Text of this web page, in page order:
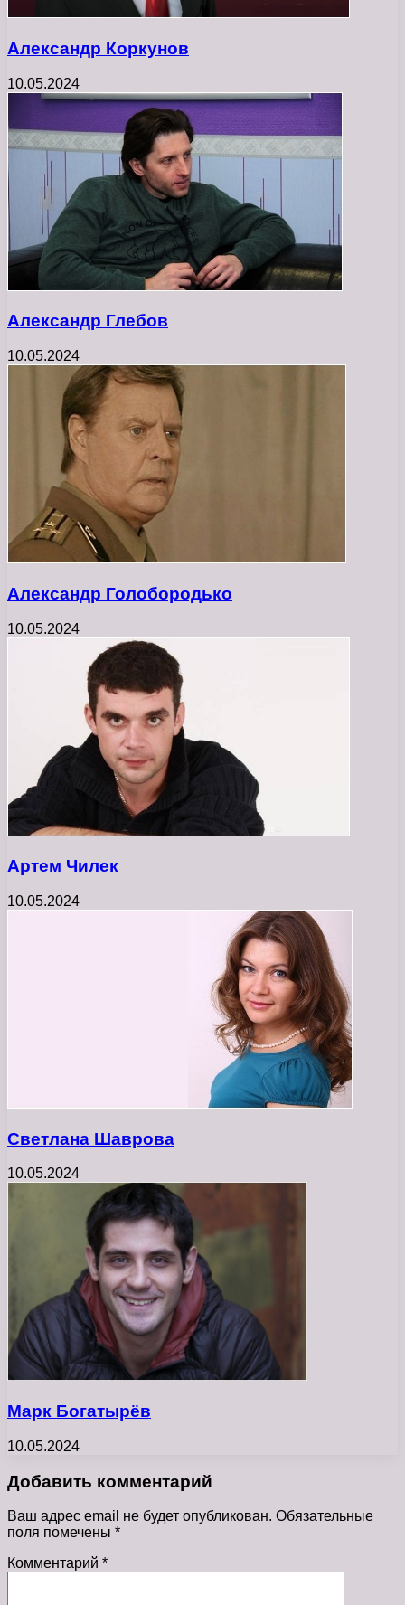
Александр Коркунов
10.05.2024
Александр Глебов
10.05.2024
Александр Голобородько
10.05.2024
Артем Чилек
10.05.2024
Светлана Шаврова
10.05.2024
Марк Богатырёв
10.05.2024
Добавить комментарий
Ваш адрес email не будет опубликован. Обязательные
поля помечены *
Комментарий *